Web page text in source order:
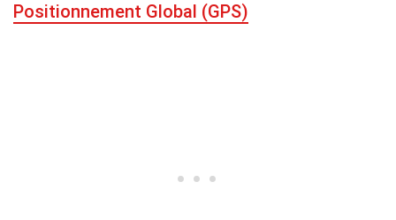
Positionnement Global (GPS)